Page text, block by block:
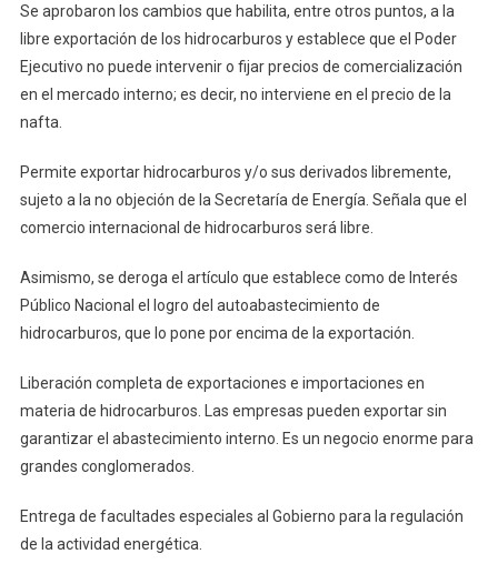
Se aprobaron los cambios que habilita, entre otros puntos, a la
libre exportación de los hidrocarburos y establece que el Poder
Ejecutivo no puede intervenir o fijar precios de comercialización
en el mercado interno; es decir, no interviene en el precio de la
nafta.
Permite exportar hidrocarburos y/o sus derivados libremente,
sujeto a la no objeción de la Secretaría de Energía. Señala que el
comercio internacional de hidrocarburos será libre.
Asimismo, se deroga el artículo que establece como de Interés
Público Nacional el logro del autoabastecimiento de
hidrocarburos, que lo pone por encima de la exportación.
Liberación completa de exportaciones e importaciones en
materia de hidrocarburos. Las empresas pueden exportar sin
garantizar el abastecimiento interno. Es un negocio enorme para
grandes conglomerados.
Entrega de facultades especiales al Gobierno para la regulación
de la actividad energética.